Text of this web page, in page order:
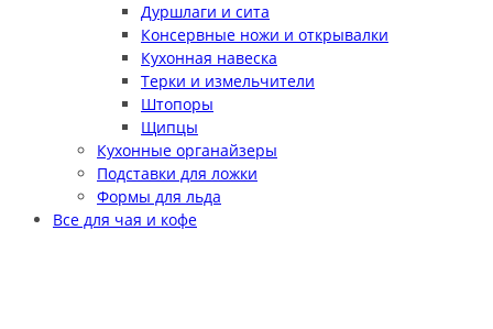
Дуршлаги и сита
Консервные ножи и открывалки
Кухонная навеска
Терки и измельчители
Штопоры
Щипцы
Кухонные органайзеры
Подставки для ложки
Формы для льда
Все для чая и кофе